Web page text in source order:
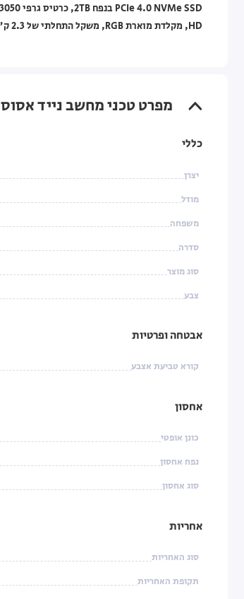
HD, מקלדת מוארת RGB, משקל התחלתי של 2.3 ק"ג, ואחריות לשלוש שנים ע"י אסוס ישראל.
מפרט טכני מחשב נייד אסוס Asus TUF Gaming A15 15.6" 32GB 2TB RTX3050 (Win 11 Home)
כללי
יצרן
מודל
משפחה
סדרה
סוג מוצר
צבע
אבטחה ופרטיות
קורא טביעת אצבע
אחסון
כונן אופטי
נפח אחסון
סוג אחסון
אחריות
סוג האחריות
תקופת האחריות